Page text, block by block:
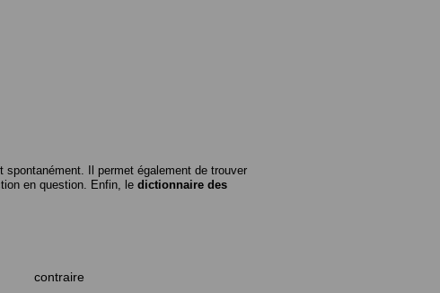
Il permet également de trouver
en question. Enfin, le dictionnaire des
contraire